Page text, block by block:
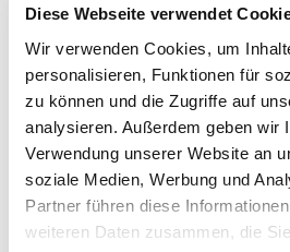
Diese Webseite verwendet
Wir verwenden Cookies, um
personalisieren, Funktionen für
zu können und die Zugriffe auf
analysieren. Außerdem geben wir
Verwendung unserer Website an
soziale Medien, Werbung und
Partner führen diese
weiteren Daten zusammen, die